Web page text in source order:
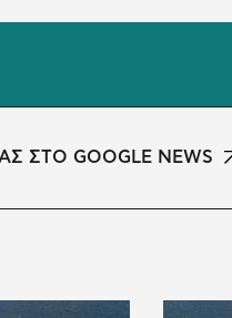
ΣΤΟ GOOGLE NEWS